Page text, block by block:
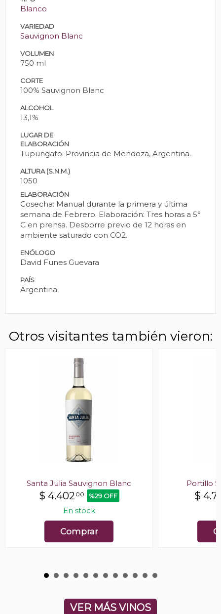
Blanco
VARIEDAD
Sauvignon Blanc
VOLUMEN
750 ml
CORTE
100% Sauvignon Blanc
ALCOHOL
13,1%
LUGAR DE
ELABORACIÓN
Tupungato. Provincia de Mendoza, Argentina.
ALTURA (S.N.M.)
1050
ELABORACIÓN
Cosecha: Manual durante la primera y última
semana de Febrero. Elaboración: Tres horas a 5°
C en prensa. Desborre previo de 12 horas en
ambiente saturado con CO2.
ENÓLOGO
David Funes Guevara
PAÍS
Argentina
Otros visitantes también vieron:
Santa Julia Sauvignon Blanc
$ 4.402 00 %29 OFF
En stock
Comprar
Portillo
$
VER MÁS VINOS